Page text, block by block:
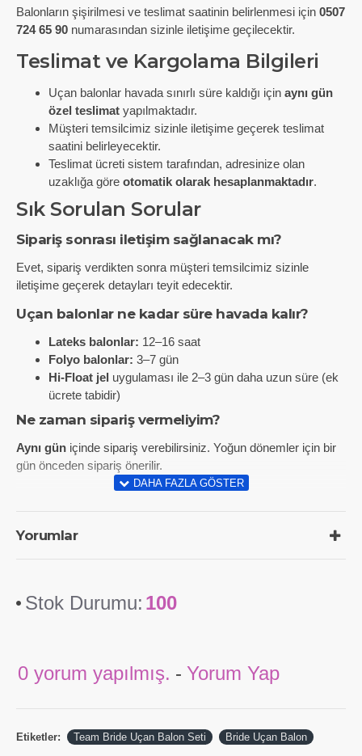
Balonların şişirilmesi ve teslimat saatinin belirlenmesi için 0507
724 65 90 numarasından sizinle iletişime geçilecektir.
Teslimat ve Kargolama Bilgileri
Uçan balonlar havada sınırlı süre kaldığı için aynı gün
özel teslimat yapılmaktadır.
Müşteri temsilcimiz sizinle iletişime geçerek teslimat
saatini belirleyecektir.
Teslimat ücreti sistem tarafından, adresinize olan
uzaklığa göre otomatik olarak hesaplanmaktadır.
Sık Sorulan Sorular
Sipariş sonrası iletişim sağlanacak mı?
Evet, sipariş verdikten sonra müşteri temsilcimiz sizinle
iletişime geçerek detayları teyit edecektir.
Uçan balonlar ne kadar süre havada kalır?
Lateks balonlar: 12–16 saat
Folyo balonlar: 3–7 gün
Hi-Float jel uygulaması ile 2–3 gün daha uzun süre (ek
ücrete tabidir)
Ne zaman sipariş vermeliyim?
Aynı gün içinde sipariş verebilirsiniz. Yoğun dönemler için bir
gün önceden sipariş önerilir.
Yorumlar
Stok Durumu: 100
0 yorum yapılmış. - Yorum Yap
Etiketler: Team Bride Uçan Balon Seti Bride Uçan Balon